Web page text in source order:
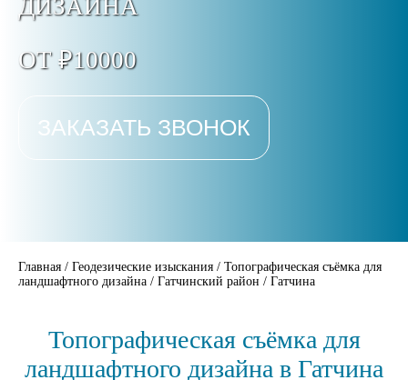
ДИЗАЙНА
ОТ ₽10000
ЗАКАЗАТЬ ЗВОНОК
Главная / Геодезические изыскания / Топографическая съёмка для
ландшафтного дизайна / Гатчинский район / Гатчина
Топографическая съёмка для
ландшафтного дизайна в Гатчина